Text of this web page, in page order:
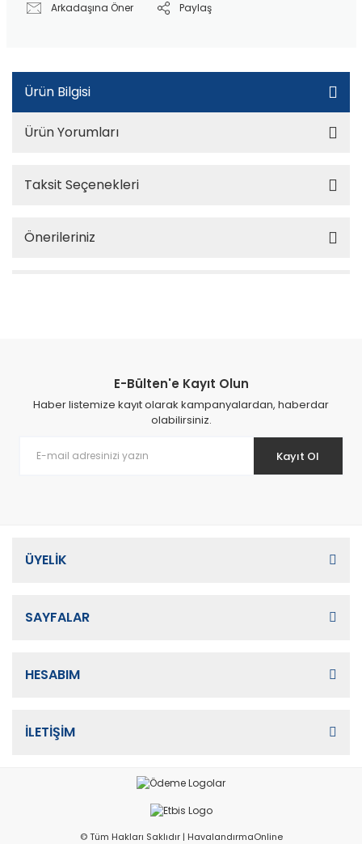
Arkadaşına Öner Paylaş
Ürün Bilgisi
Ürün Yorumları
Taksit Seçenekleri
Önerileriniz
E-Bülten'e Kayıt Olun
Haber listemize kayıt olarak kampanyalardan, haberdar
olabilirsiniz.
Kayıt Ol
ÜYELİK
SAYFALAR
HESABIM
İLETİŞİM
© Tüm Hakları Saklıdır | HavalandırmaOnline